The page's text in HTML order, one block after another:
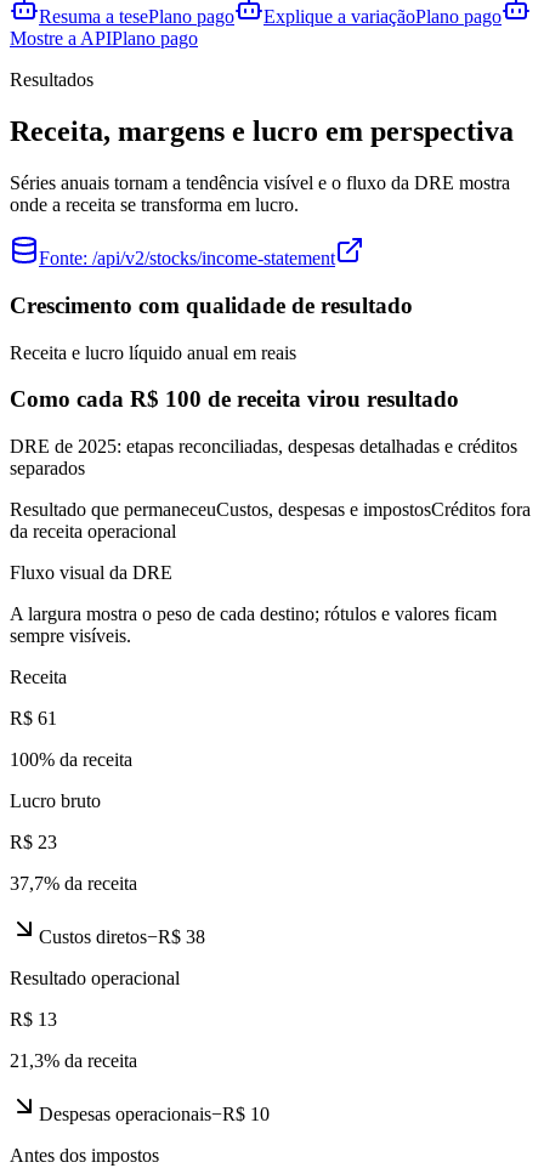
Resuma a tesePlano pago Explique a variaçãoPlano pago
Mostre a APIPlano pago
Resultados
Receita, margens e lucro em perspectiva
Séries anuais tornam a tendência visível e o fluxo da DRE mostra
onde a receita se transforma em lucro.
Fonte: /api/v2/stocks/income-statement
Crescimento com qualidade de resultado
Receita e lucro líquido anual em reais
Como cada R$ 100 de receita virou resultado
DRE de 2025: etapas reconciliadas, despesas detalhadas e créditos
separados
Resultado que permaneceuCustos, despesas e impostosCréditos fora
da receita operacional
Fluxo visual da DRE
A largura mostra o peso de cada destino; rótulos e valores ficam
sempre visíveis.
Receita
R$ 61
100% da receita
Lucro bruto
R$ 23
37,7% da receita
Custos diretos−R$ 38
Resultado operacional
R$ 13
21,3% da receita
Despesas operacionais−R$ 10
Antes dos impostos